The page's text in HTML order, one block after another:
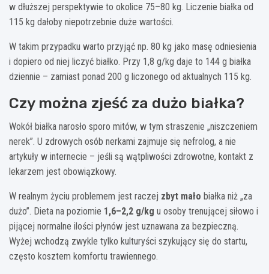
w dłuższej perspektywie to okolice 75–80 kg. Liczenie białka od
115 kg dałoby niepotrzebnie duże wartości.
W takim przypadku warto przyjąć np. 80 kg jako masę odniesienia
i dopiero od niej liczyć białko. Przy 1,8 g/kg daje to 144 g białka
dziennie – zamiast ponad 200 g liczonego od aktualnych 115 kg.
Czy można zjeść za dużo białka?
Wokół białka narosło sporo mitów, w tym straszenie „niszczeniem
nerek”. U zdrowych osób nerkami zajmuje się nefrolog, a nie
artykuły w internecie – jeśli są wątpliwości zdrowotne, kontakt z
lekarzem jest obowiązkowy.
W realnym życiu problemem jest raczej zbyt mało białka niż „za
dużo”. Dieta na poziomie 1,6–2,2 g/kg u osoby trenującej siłowo i
pijącej normalne ilości płynów jest uznawana za bezpieczną.
Wyżej wchodzą zwykle tylko kulturyści szykujący się do startu,
często kosztem komfortu trawiennego.